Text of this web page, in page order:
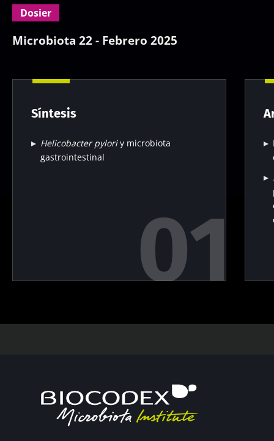
Dosier
Microbiota 22 - Febrero 2025
Síntesis
Helicobacter pyloriy microbiota
gastrointestinal